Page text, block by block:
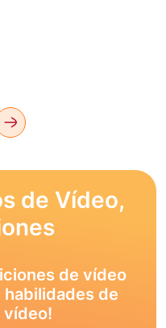
de Vídeo,
de vídeo
de
vídeo!